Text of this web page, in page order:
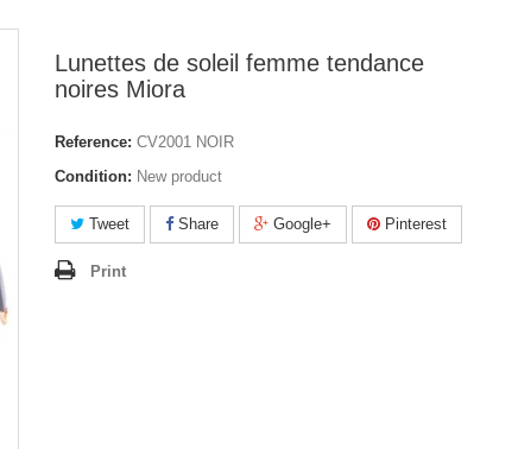
Lunettes de soleil femme tendance
noires Miora
Reference: CV2001 NOIR
Condition: New product
Tweet Share Google+ Pinterest
Print